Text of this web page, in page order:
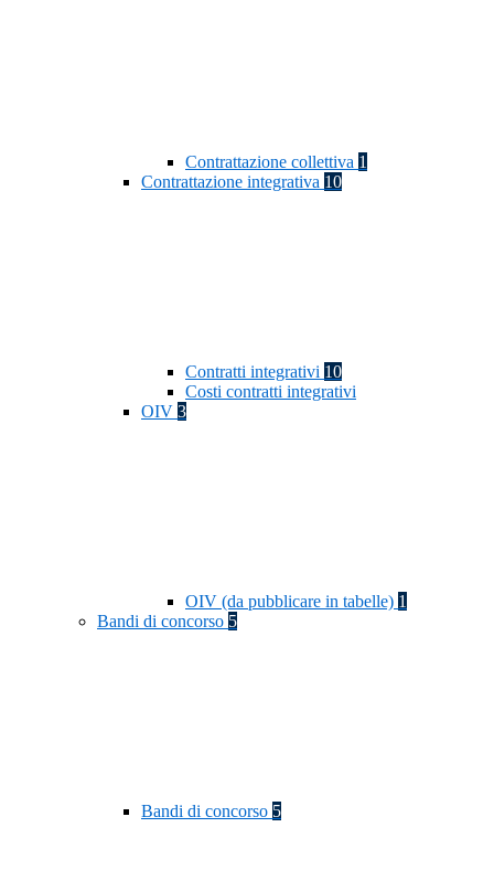
Contrattazione collettiva 1
Contrattazione integrativa 10
Contratti integrativi 10
Costi contratti integrativi
OIV 3
OIV (da pubblicare in tabelle) 1
Bandi di concorso 5
Bandi di concorso 5